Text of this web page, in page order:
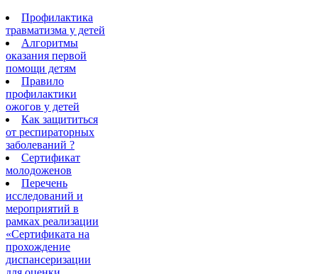
Профилактика
травматизма у детей
Алгоритмы
оказания первой
помощи детям
Правило
профилактики
ожогов у детей
Как защититься
от респираторных
заболеваний ?
Сертификат
молодоженов
Перечень
исследований и
мероприятий в
рамках реализации
«Сертификата на
прохождение
диспансеризации